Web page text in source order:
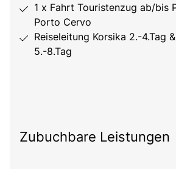
1 x Fahrt Touristenzug ab/bis
Porto Cervo
Reiseleitung Korsika 2.-4.Tag
5.-8.Tag
Zubuchbare Leistungen